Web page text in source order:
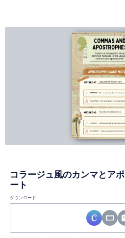
コラージュ風のカンマとア
ート
ダウンロード